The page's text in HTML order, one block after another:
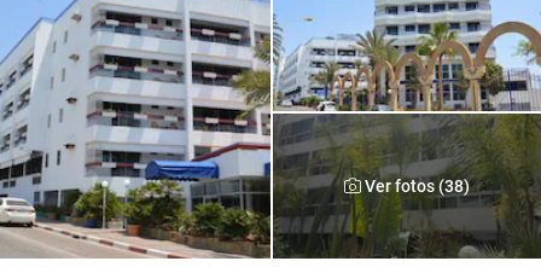
Ver fotos (38)